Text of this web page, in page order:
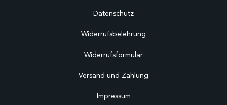
Datenschutz
Widerrufsbelehrung
Widerrufsformular
Versand und Zahlung
Impressum